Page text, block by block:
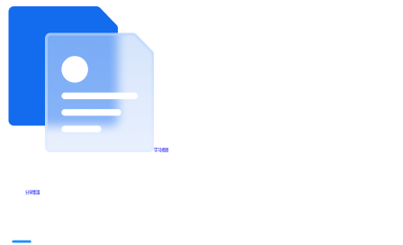
学习视频
分享集锦